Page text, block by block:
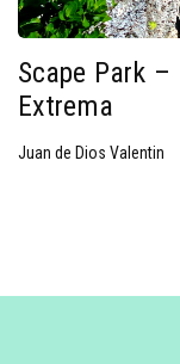
Scape Park
Extrema
Juan de Dios Valentin